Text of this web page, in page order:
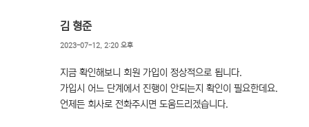
김 형준
2023-07-12, 2:20 오후
지금 확인해보니 회원 가입이 정상적으로 됩니다.
가입시 어느 단계에서 진행이 안되는지 확인이 필요한데요.
언제든 회사로 전화주시면 도움드리겠습니다.